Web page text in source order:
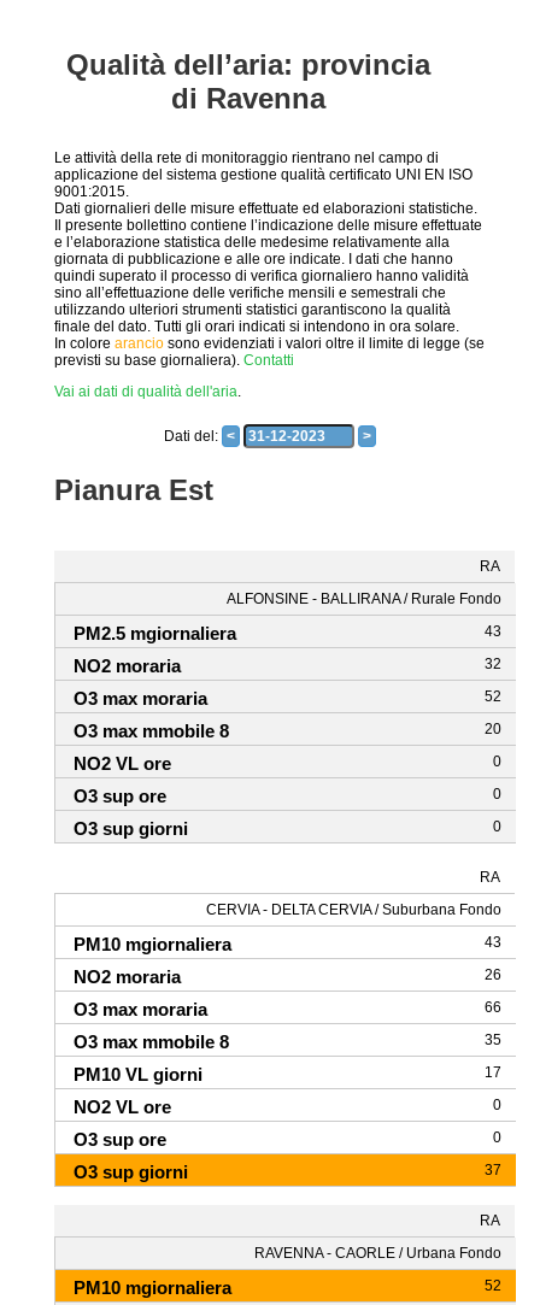
Qualità dell’aria: provincia
di Ravenna
Le attività della rete di monitoraggio rientrano nel campo di
applicazione del sistema gestione qualità certificato UNI EN ISO
9001:2015.
Dati giornalieri delle misure effettuate ed elaborazioni statistiche.
Il presente bollettino contiene l’indicazione delle misure effettuate
e l’elaborazione statistica delle medesime relativamente alla
giornata di pubblicazione e alle ore indicate. I dati che hanno
quindi superato il processo di verifica giornaliero hanno validità
sino all’effettuazione delle verifiche mensili e semestrali che
utilizzando ulteriori strumenti statistici garantiscono la qualità
finale del dato. Tutti gli orari indicati si intendono in ora solare.
In colore aranciosono evidenziati i valori oltre il limite di legge (se
previsti su base giornaliera). Contatti
Vai ai dati di qualità dell'aria.
Dati del: < >
Pianura Est
RA
ALFONSINE - BALLIRANA / Rurale Fondo
43
32
52
20
0
0
0
RA
CERVIA - DELTA CERVIA / Suburbana Fondo
43
26
66
35
17
0
0
37
RA
RAVENNA - CAORLE / Urbana Fondo
52